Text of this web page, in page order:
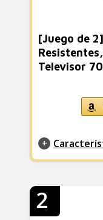
[Juego de
Televisor
2